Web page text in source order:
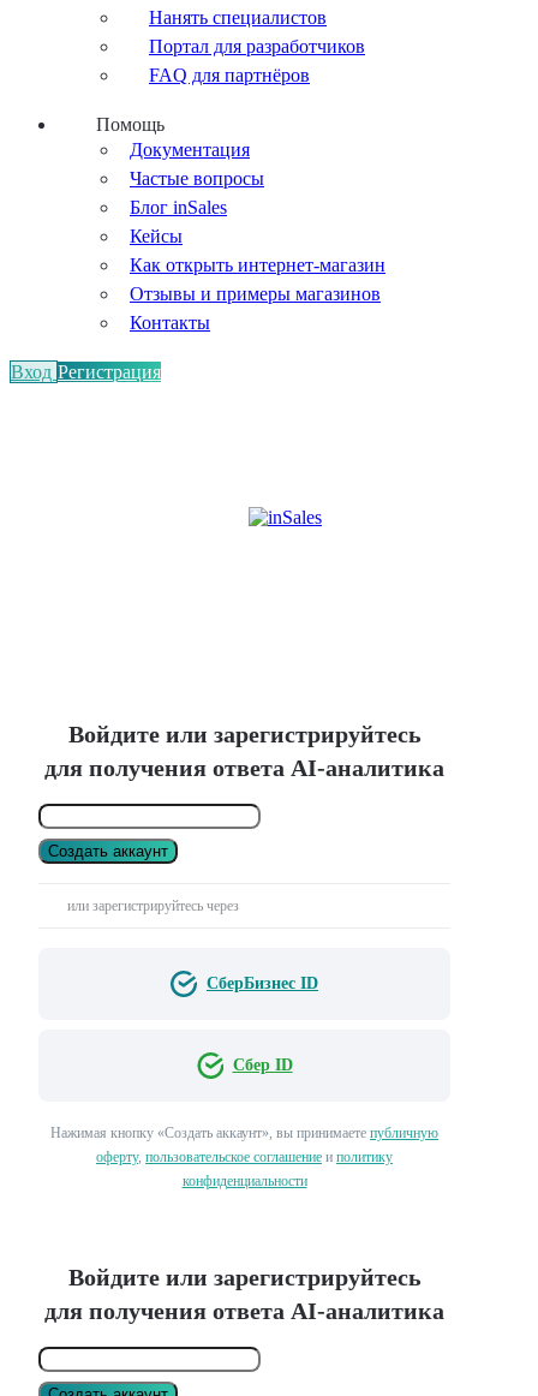
Нанять специалистов
Портал для разработчиков
FAQ для партнёров
Помощь
Документация
Частые вопросы
Блог inSales
Кейсы
Как открыть интернет-магазин
Отзывы и примеры магазинов
Контакты
Вход Регистрация
Войдите или зарегистрируйтесь
для получения ответа AI-аналитика
Создать аккаунт
или зарегистрируйтесь через
СберБизнес ID
Сбер ID
Нажимая кнопку «Создать аккаунт», вы принимаете публичную
оферту, пользовательское соглашение и политику
конфиденциальности
Войдите или зарегистрируйтесь
для получения ответа AI-аналитика